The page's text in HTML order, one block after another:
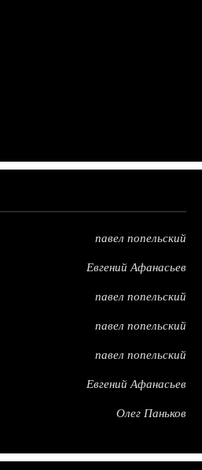
павел попельский
Евгений Афанасьев
павел попельский
павел попельский
павел попельский
Евгений Афанасьев
Олег Паньков